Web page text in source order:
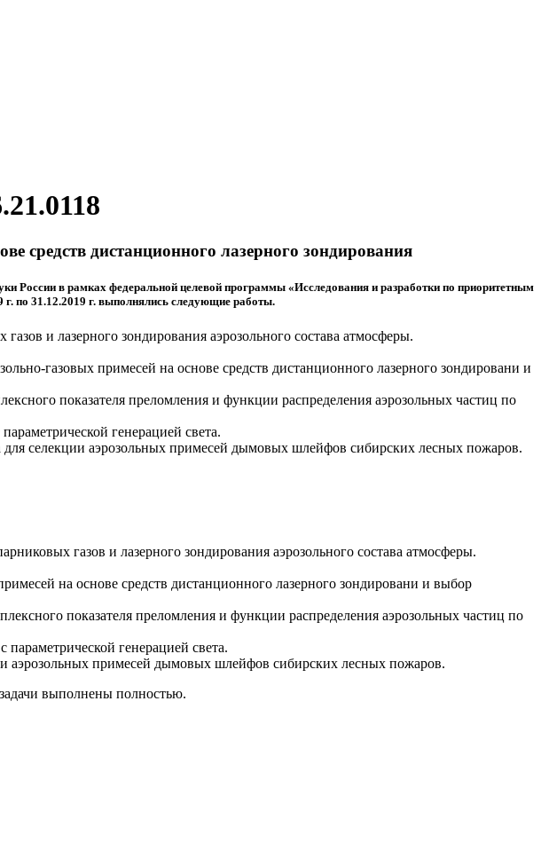
средств дистанционного лазерного зондирования
России в рамках федеральной целевой программы «Исследования и разработки по приоритетным
г. по 31.12.2019 г. выполнялись следующие работы.
и лазерного зондирования аэрозольного состава атмосферы.
газовых примесей на основе средств дистанционного лазерного зондировани и
показателя преломления и функции распределения аэрозольных частиц по
генерацией света.
селекции аэрозольных примесей дымовых шлейфов сибирских лесных пожаров.
газов и лазерного зондирования аэрозольного состава атмосферы.
на основе средств дистанционного лазерного зондировани и выбор
показателя преломления и функции распределения аэрозольных частиц по
параметрической генерацией света.
аэрозольных примесей дымовых шлейфов сибирских лесных пожаров.
выполнены полностью.